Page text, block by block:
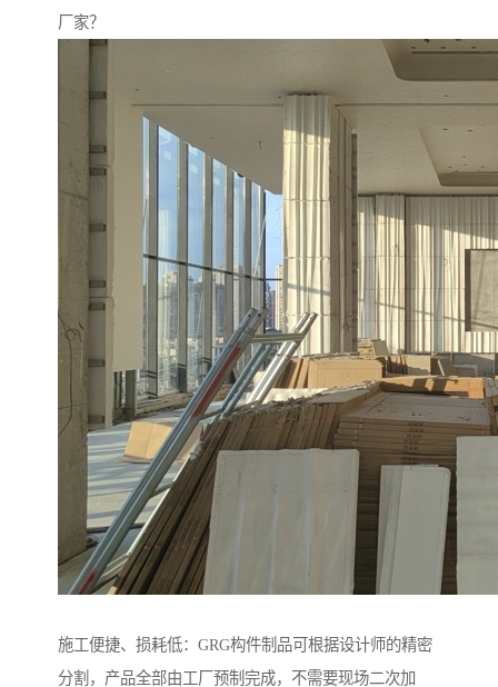
厂家？
施工便捷、损耗低：GRG构件制品可根据设计师的精密
分割，产品全部由工厂预制完成，不需要现场二次加